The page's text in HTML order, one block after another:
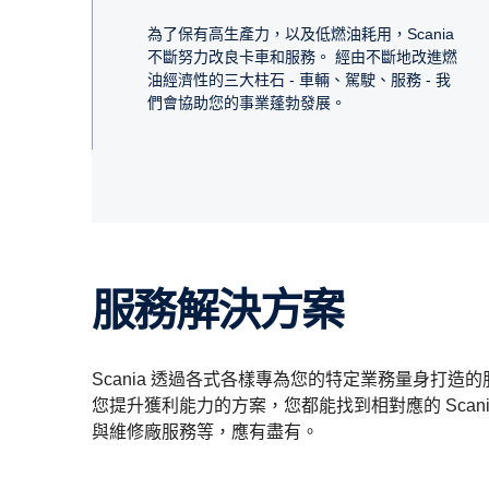
為了保有高生產力，以及低燃油耗用，Scania
不斷努力改良卡車和服務。 經由不斷地改進燃
油經濟性的三大柱石 - 車輛、駕駛、服務 - 我
們會協助您的事業蓬勃發展。
服務解決方案
Scania 透過各式各樣專為您的特定業務量身打造
您提升獲利能力的方案，您都能找到相對應的
與維修廠服務等，應有盡有。